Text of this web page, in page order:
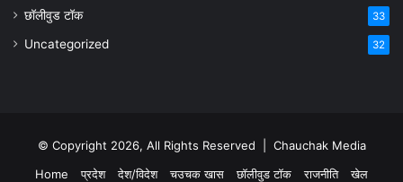
छॉलीवुड टॉक 33
Uncategorized 32
© Copyright 2026, All Rights Reserved | Chauchak Media
Home
प्रदेश देश/विदेश चउचक खास छॉलीवुड टॉक राजनीति खेल